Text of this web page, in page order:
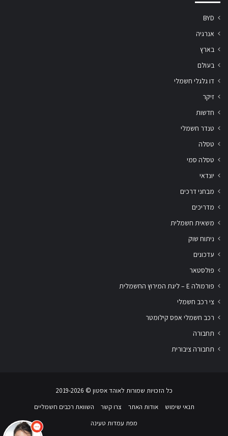
BYD
אנרגיה
בארץ
בעולם
דו גלגלי חשמלי
זיקר
חדשות
טנדר חשמלי
טסלה
טסלה סמי
יונדאי
מבחני דרכים
מדריכים
משאית חשמלית
ניתוח שוק
עדכונים
פולסטאר
פורמולה E – ליגת המירוץ החשמלית
צי רכב חשמלי
רכב חשמלי אפס קילומטר
תחבורה
תחבורה ציבורית
כל הזכויות שמורות לאוהד אסטון ‏© 2019-2026
תנאי שימוש
אודות האתר צרו קשר
השוואת רכבים חשמליים
מפת עמדות טעינה
צריך עזרה? התחל